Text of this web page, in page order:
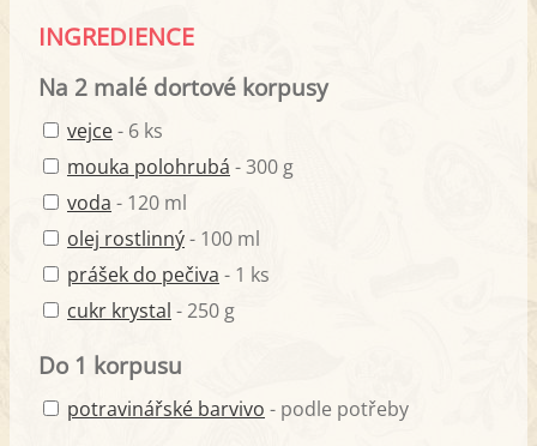
INGREDIENCE
Na 2 malé dortové korpusy
vejce- 6 ks
mouka polohrubá - 300 g
voda - 120 ml
olej rostlinný- 100 ml
prášek do pečiva - 1 ks
cukr krystal - 250 g
Do 1 korpusu
potravinářské barvivo - podle potřeby